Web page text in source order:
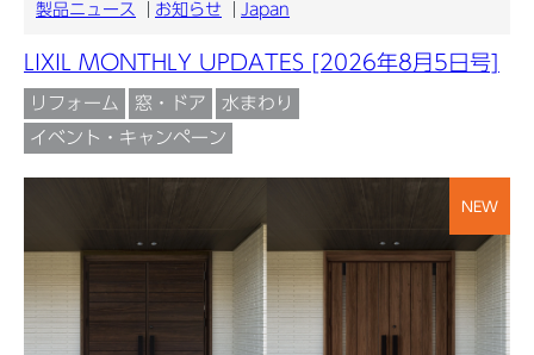
製品ニュース
お知らせ Japan
LIXIL MONTHLY UPDATES [2026年8月5日号]
リフォーム 窓・ドア
水まわり
イベント・キャンペーン
NEW